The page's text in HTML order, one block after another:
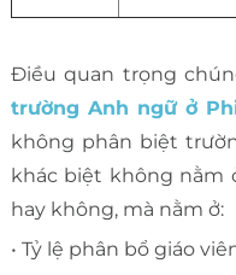
Điều quan trọng
trường Anh ngữ ở
không phân biệt
khác biệt không nằm
hay không, mà nằm ở:
• Tỷ lệ phân bổ giáo